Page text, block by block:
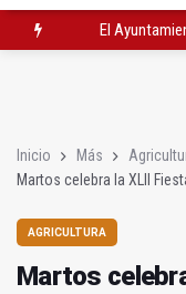
El
Inicio Más
Martos celebra la XLII
AGRICULTURA
Martos